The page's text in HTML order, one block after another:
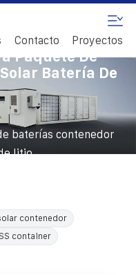
Contacto Proyectos
Paquete De
Batería De
baterías contenedor
litio
contenedor
container